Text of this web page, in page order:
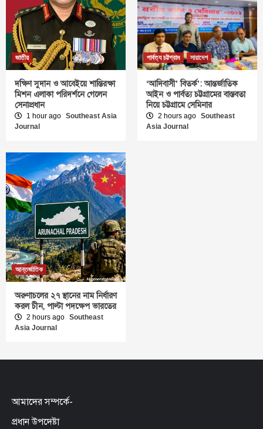
জাতীয়
দক্ষিণ সুদান ও আবেইয়ে শান্তিরক্ষা
মিশন এলাকা পরিদর্শনে গেলেন
সেনাপ্রধান
1 hour ago Southeast Asia
Journal
পার্বত্য চট্টগ্রাম সারাদেশ
‘আদিবাসী’ বিতর্ক’: আন্তর্জাতিক
আইন ও পার্বত্য চট্টগ্রামের বাস্তবতা
নিয়ে চট্টগ্রামে সেমিনার
2 hours ago Southeast
Asia Journal
আন্তর্জাতিক
অরুণাচলের ২৭ স্থানের নাম নির্ধারণ
করল চীন, পাল্টা পদক্ষেপ ভারতের
2 hours ago Southeast
Asia Journal
আমাদের সম্পর্কে-
প্রধান উপদেষ্টা